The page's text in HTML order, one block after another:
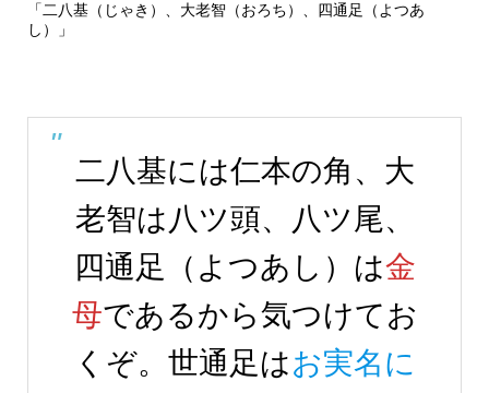
「二八基（じゃき）、大老智（おろち）、四通足（よつあ
し）」
二八基には仁本の角、大
老智は八ツ頭、八ツ尾、
四通足（よつあし）は金
母であるから気つけてお
くぞ。世通足はお実名に